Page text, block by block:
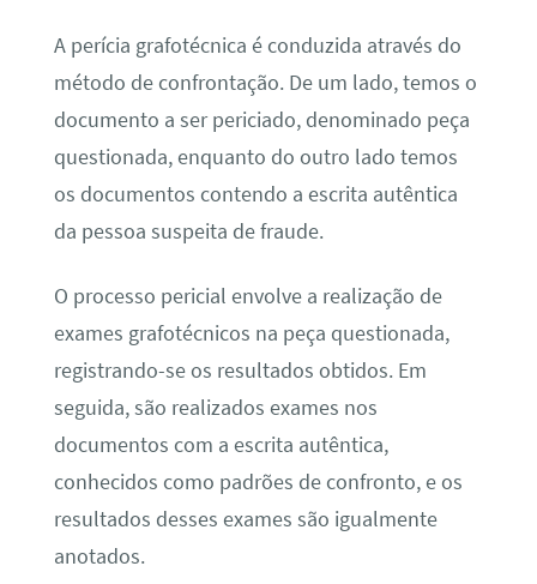
A perícia grafotécnica é conduzida através do
método de confrontação. De um lado, temos o
documento a ser periciado, denominado peça
questionada, enquanto do outro lado temos
os documentos contendo a escrita autêntica
da pessoa suspeita de fraude.
O processo pericial envolve a realização de
exames grafotécnicos na peça questionada,
registrando-se os resultados obtidos. Em
seguida, são realizados exames nos
documentos com a escrita autêntica,
conhecidos como padrões de confronto, e os
resultados desses exames são igualmente
anotados.